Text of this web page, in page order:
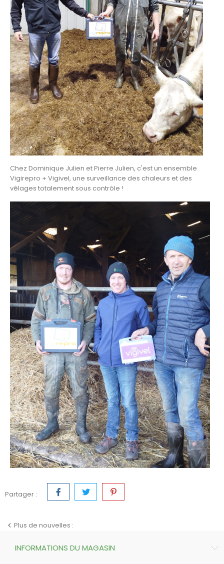
Chez Dominique Julien et Pierre Julien, c'est un ensemble
Vigirepro + Vigivel, une surveillance des chaleurs et des
vêlages totalement sous contrôle !
Partager :
 Plus de nouvelles :
INFORMATIONS DU MAGASIN